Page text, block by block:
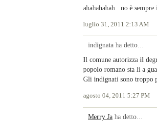
ahahahahah...no è
luglio 31, 2011 2:13 AM
indignata ha detto...
Il comune autorizza il
popolo romano sta lì a
Gli indignati sono troppo
agosto 04, 2011 5:27 PM
Merry Ja ha detto...